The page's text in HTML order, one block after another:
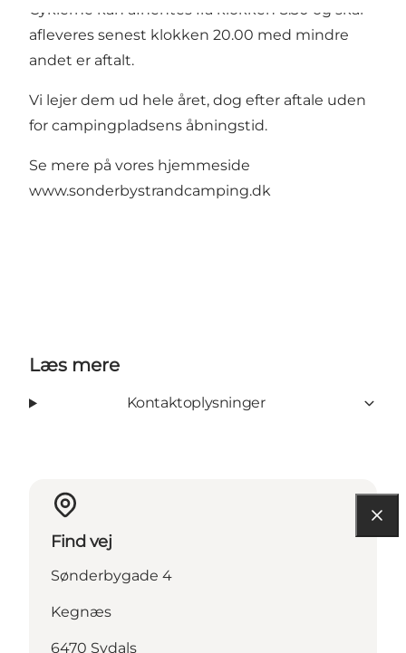
Cyklerne kan afhentes fra klokken 8.30 og skal
afleveres senest klokken 20.00 med mindre
andet er aftalt.
Vi lejer dem ud hele året, dog efter aftale uden
for campingpladsens åbningstid.
Se mere på vores hjemmeside
www.sonderbystrandcamping.dk
Læs mere
Kontaktoplysninger
Find vej
Sønderbygade 4
Kegnæs
6470 Sydals